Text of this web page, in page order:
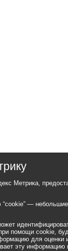
Метрика,
“cookie” —
помощи cookie,
для оценки
эту